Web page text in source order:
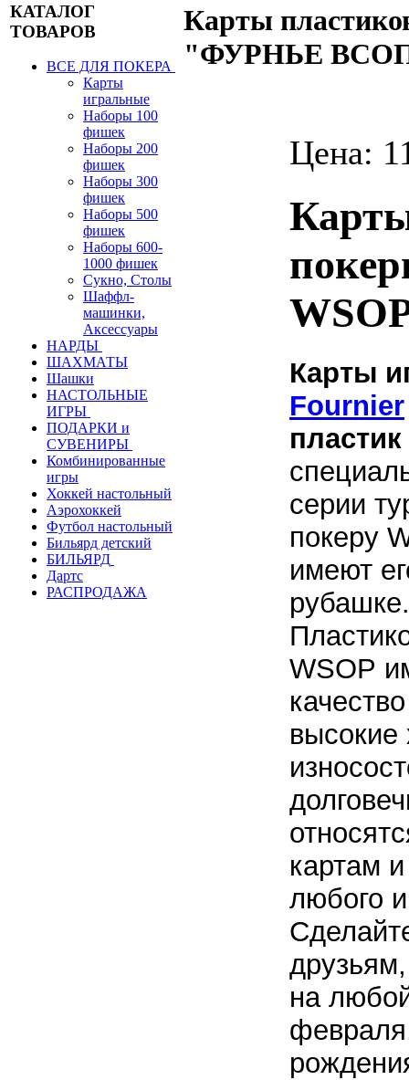
КАТАЛОГ
ТОВАРОВ
ВСЕ ДЛЯ ПОКЕРА
Карты
игральные
Наборы 100
фишек
Наборы 200
фишек
Наборы 300
фишек
Наборы 500
фишек
Наборы 600-
1000 фишек
Сукно, Столы
Шаффл-
машинки,
Аксессуары
НАРДЫ
ШАХМАТЫ
Шашки
НАСТОЛЬНЫЕ
ИГРЫ
ПОДАРКИ и
СУВЕНИРЫ
Комбинированные
игры
Хоккей настольный
Аэрохоккей
Футбол настольный
Бильярд детский
БИЛЬЯРД
Дартс
РАСПРОДАЖА
Карты
"ФУРНЬЕ
Цена:
Карты
Fournier
пластик
серии
покеру
имеют
рубашке.
П
WSOP
высокие
картам
любого
на